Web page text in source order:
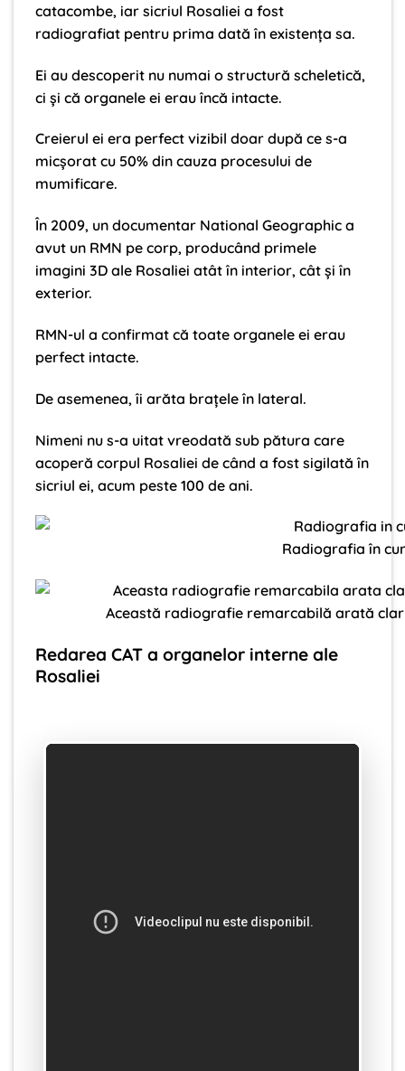
catacombe, iar sicriul Rosaliei a fost
radiografiat pentru prima dată în existența sa.
Ei au descoperit nu numai o structură scheletică,
ci și că organele ei erau încă intacte.
Creierul ei era perfect vizibil doar după ce s-a
micșorat cu 50% din cauza procesului de
mumificare.
În 2009, un documentar National Geographic a
avut un RMN pe corp, producând primele
imagini 3D ale Rosaliei atât în ​​interior, cât și în
exterior.
RMN-ul a confirmat că toate organele ei erau
perfect intacte.
De asemenea, îi arăta brațele în lateral.
Nimeni nu s-a uitat vreodată sub pătura care
acoperă corpul Rosaliei de când a fost sigilată în
sicriul ei, acum peste 100 de ani.
Radiografia în
Această radiografie remarcabilă arată
Redarea CAT a organelor interne ale
Rosaliei